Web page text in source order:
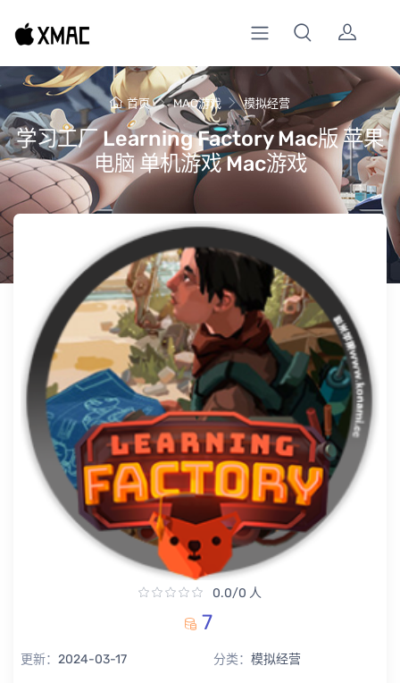
首页 MAC游戏 模拟经营
学习工厂 Learning Factory Mac版 苹果
电脑 单机游戏 Mac游戏
0.0/0 人
7
更新： 2024-03-17 分类： 模拟经营